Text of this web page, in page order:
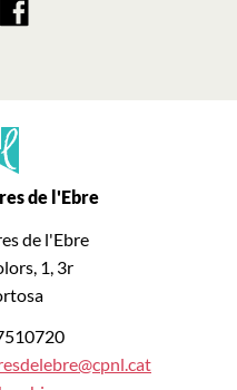
de l'Ebre
de l'Ebre
1, 3r